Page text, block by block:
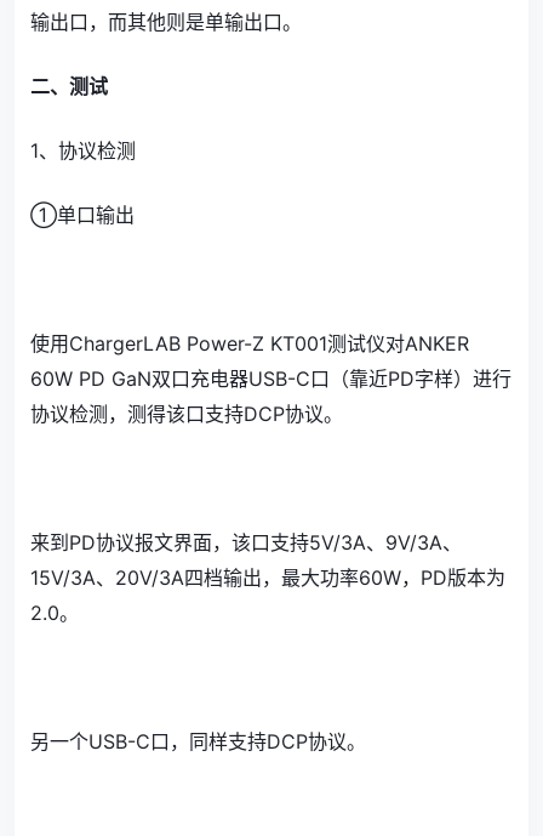
输出口，而其他则是单输出口。
二、测试
1、协议检测
①单口输出
使用ChargerLAB Power-Z KT001测试仪对ANKER
60W PD GaN双口充电器USB-C口（靠近PD字样）进行
协议检测，测得该口支持DCP协议。
来到PD协议报文界面，该口支持5V/3A、9V/3A、
15V/3A、20V/3A四档输出，最大功率60W，PD版本为
2.0。
另一个USB-C口，同样支持DCP协议。